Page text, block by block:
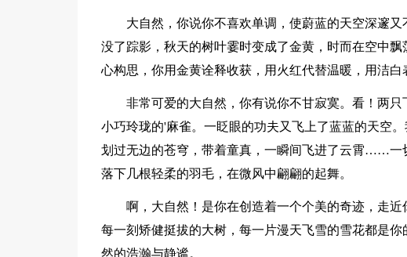
大自然，你说你不喜欢单调，使蔚蓝的天空深邃
没了踪影，秋天的树叶霎时变成了金黄，时而在空中
心构思，你用金黄诠释收获，用火红代替温暖，用洁白
非常可爱的大自然，你有说你不甘寂寞。看！两
小巧玲珑的'麻雀。一眨眼的功夫又飞上了蓝蓝的天空
划过无边的苍穹，带着童真，一瞬间飞进了云霄……一
落下几根轻柔的羽毛，在微风中翩翩的起舞。
啊，大自然！是你在创造着一个个美的奇迹，走
每一刻矫健挺拔的大树，每一片漫天飞雪的雪花都是
然的浩瀚与静谧。